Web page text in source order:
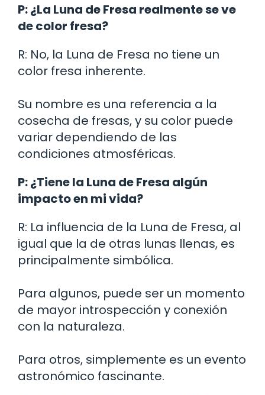
P: ¿La Luna de Fresa realmente se ve
de color fresa?
R: No, la Luna de Fresa no tiene un
color fresa inherente.
Su nombre es una referencia a la
cosecha de fresas, y su color puede
variar dependiendo de las
condiciones atmosféricas.
P: ¿Tiene la Luna de Fresa algún
impacto en mi vida?
R: La influencia de la Luna de Fresa, al
igual que la de otras lunas llenas, es
principalmente simbólica.
Para algunos, puede ser un momento
de mayor introspección y conexión
con la naturaleza.
Para otros, simplemente es un evento
astronómico fascinante.